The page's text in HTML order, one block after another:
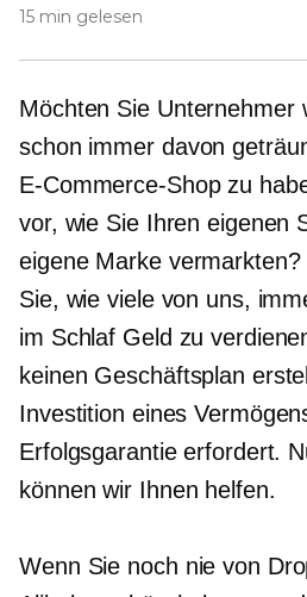
15 min gelesen
Möchten Sie Unternehmer
schon immer davon
E-Commerce-Shop zu
vor, wie Sie Ihren eigenen
eigene Marke vermarkten?
Sie, wie viele von uns,
im Schlaf Geld zu
keinen Geschäftsplan
Investition eines
Erfolgsgarantie erfordert.
können wir Ihnen helfen.
Wenn Sie noch nie von